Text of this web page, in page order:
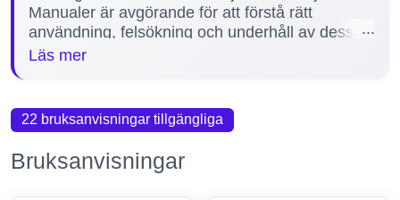
Manualer är avgörande för att förstå rätt
användning, felsökning och underhåll av dessa
lampor för att maximera prestanda och
modeller som Storm 450, vilket hjälper
användare att snabbt hitta nödvändig
information.
Läs mer
22 bruksanvisningar tillgängliga
Bruksanvisningar